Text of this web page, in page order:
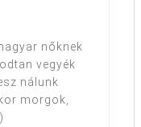
nőknek
vegyék
nálunk
morgok,